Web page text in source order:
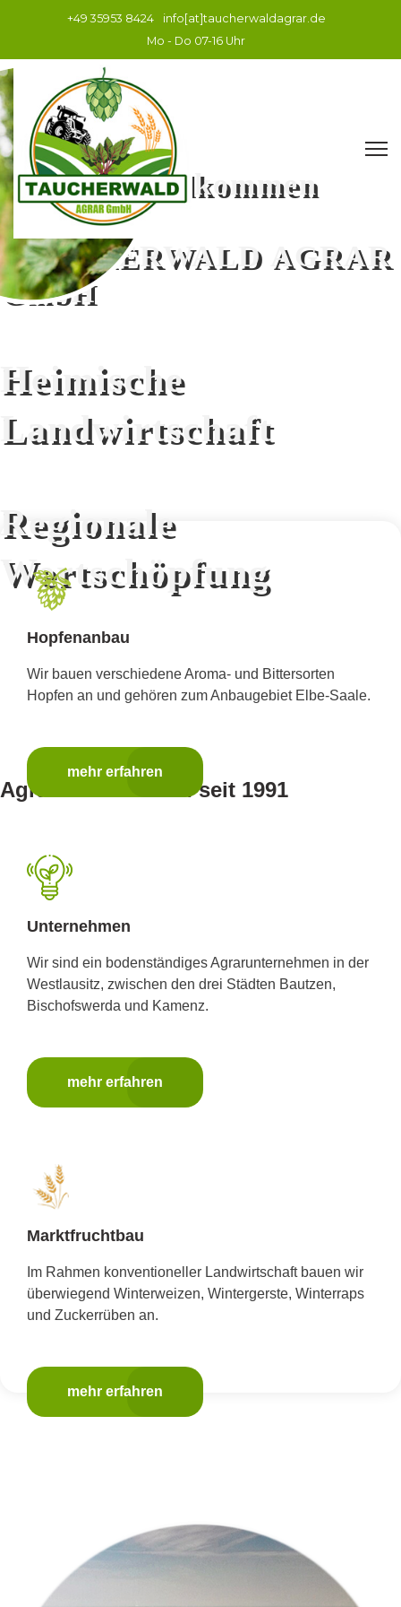
+49 35953 8424
info[at]taucherwaldagrar.de
Mo - Do 07-16 Uhr
Herzlich Willkommen
bei der
TAUCHERWALD AGRAR
GmbH
Heimische
Landwirtschaft
Regionale
Wertschöpfung
Hopfenanbau
Wir bauen verschiedene Aroma- und Bittersorten
Hopfen an und gehören zum Anbaugebiet Elbe-Saale.
mehr erfahren
Agrarunternehmen seit 1991
Unternehmen
Wir sind ein bodenständiges Agrarunternehmen in der
Westlausitz, zwischen den drei Städten Bautzen,
Bischofswerda und Kamenz.
mehr erfahren
Marktfruchtbau
Im Rahmen konventioneller Landwirtschaft bauen wir
überwiegend Winterweizen, Wintergerste, Winterraps
und Zuckerrüben an.
mehr erfahren